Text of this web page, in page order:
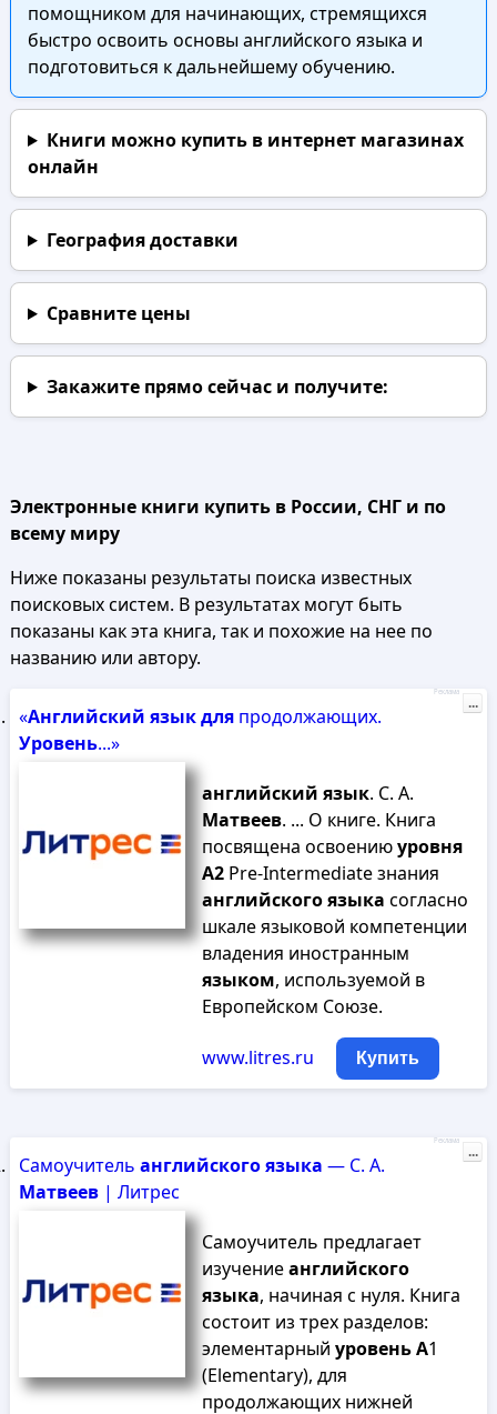
помощником для начинающих, стремящихся
быстро освоить основы английского языка и
подготовиться к дальнейшему обучению.
Книги можно купить в интернет магазинах
онлайн
География доставки
Сравните цены
Закажите прямо сейчаси получите:
Электронные книги купить в России, СНГ и по
всему миру
Ниже показаны результаты поиска известных
поисковых систем. В результатах могут быть
показаны как эта книга, так и похожие на нее по
названию или автору.
«Английский языкдляпродолжающих.
Уровень...»
английский язык. С. А.
Матвеев. ... О книге. Книга
посвящена освоениюуровня
А2Pre-Intermediate знания
английскогоязыка согласно
шкале языковой компетенции
владения иностранным
языком, используемой в
Европейском Союзе.
www.litres.ru Купить
Реклама
...
Самоучитель английскогоязыка — С. А.
Матвеев| Литрес
Самоучитель предлагает
изучениеанглийского
языка, начиная с нуля. Книга
состоит из трех разделов:
элементарный уровеньА1
(Elementary), для
продолжающих нижней
Реклама
...